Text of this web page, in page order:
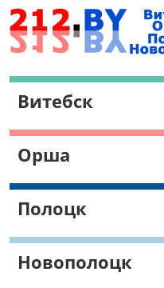
Работа
Витебск
Орша
Полоцк
Новополоцк